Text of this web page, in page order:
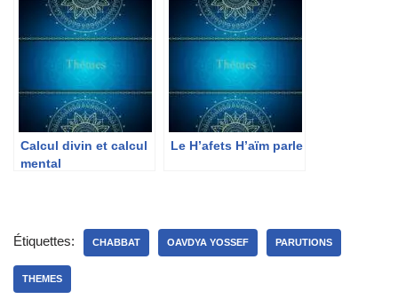
Calcul divin et calcul
mental
Le H’afets H’aïm parle
Étiquettes: CHABBAT OAVDYA YOSSEF PARUTIONS
THEMES